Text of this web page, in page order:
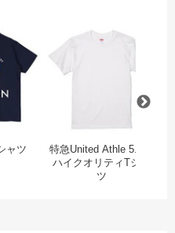
】GILDAN ジャパンフィット長
ャツ
GILDAN Tシャツ
特急United Athle 5.6oz
ハイクオリティTシャ
ツ